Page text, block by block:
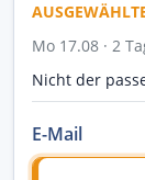
Mo 17.08 · 2
Nicht der
E-Mail